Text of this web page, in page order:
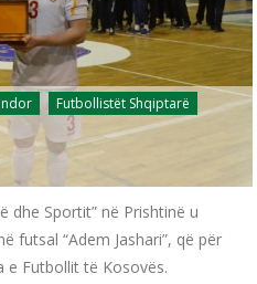
Futbollistët Shqiptarë
dhe Sportit” në Prishtinë u
futsal “Adem Jashari”, që për
e Futbollit të Kosovës.